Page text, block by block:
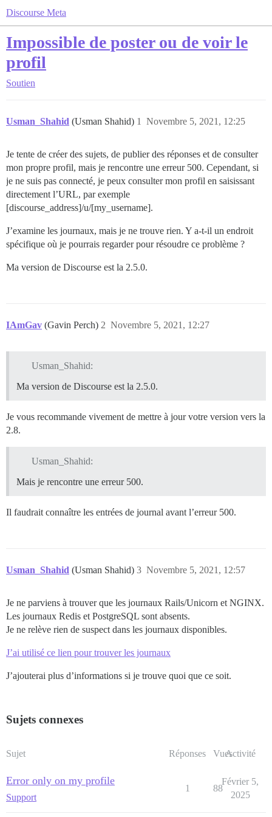
Discourse Meta
Impossible de poster ou de voir le
profil
Soutien
Usman_Shahid (Usman Shahid) Novembre 5, 2021, 12:25
1
Je tente de créer des sujets, de publier des réponses et de consulter
mon propre profil, mais je rencontre une erreur 500. Cependant, si
je ne suis pas connecté, je peux consulter mon profil en saisissant
directement l’URL, par exemple
[discourse_address]/u/[my_username].
J’examine les journaux, mais je ne trouve rien. Y a-t-il un endroit
spécifique où je pourrais regarder pour résoudre ce problème ?
Ma version de Discourse est la 2.5.0.
IAmGav (Gavin Perch) Novembre 5, 2021, 12:27
2
Usman_Shahid:
Ma version de Discourse est la 2.5.0.
Je vous recommande vivement de mettre à jour votre version vers la
2.8.
Usman_Shahid:
Mais je rencontre une erreur 500.
Il faudrait connaître les entrées de journal avant l’erreur 500.
Usman_Shahid (Usman Shahid) Novembre 5, 2021, 12:57
3
Je ne parviens à trouver que les journaux Rails/Unicorn et NGINX.
Les journaux Redis et PostgreSQL sont absents.
Je ne relève rien de suspect dans les journaux disponibles.
J’ai utilisé ce lien pour trouver les journaux
J’ajouterai plus d’informations si je trouve quoi que ce soit.
Sujets connexes
Sujet Réponses VuesActivité
Error only on my profile
Support
1 88
Février 5,
2025